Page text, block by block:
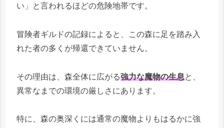
い」と言われるほどの危険地帯です。
冒険者ギルドの記録によると、この森に足を踏み入
れた者の多くが帰還できていません。
その理由は、森全体に広がる強力な魔物の生息と、
異常なまでの環境の厳しさにあります。
特に、森の奥深くには通常の魔物よりもはるかに強